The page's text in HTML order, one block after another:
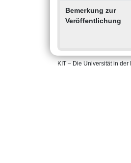
Bemerkung zur
Veröffentlichung
KIT – Die Universität in